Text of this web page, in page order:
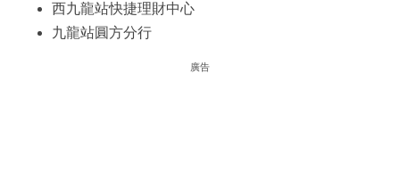
西九龍站快捷理財中心
九龍站圓方分行
廣告